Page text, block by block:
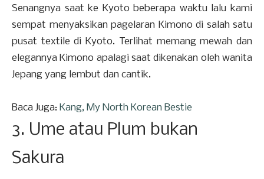
Senangnya saat ke Kyoto beberapa waktu lalu kami
sempat menyaksikan pagelaran Kimono di salah satu
pusat textile di Kyoto. Terlihat memang mewah dan
elegannya Kimono apalagi saat dikenakan oleh wanita
Jepang yang lembut dan cantik.
Baca Juga: Kang, My North Korean Bestie
3. Ume atau Plum bukan
Sakura